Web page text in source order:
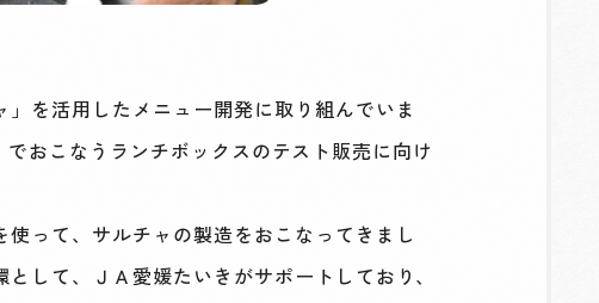
を活用したメニュー開発に取り組んでいま
おこなうランチボックスのテスト販売に向け
って、サルチャの製造をおこなってきまし
して、ＪＡ愛媛たいきがサポートしており、